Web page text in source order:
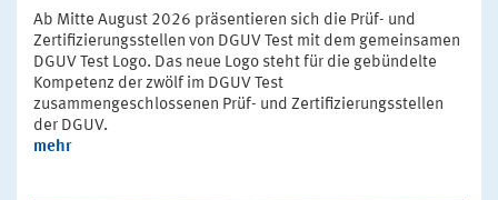
Ab Mitte August 2026 präsentieren sich die Prüf- und
Zertifizierungsstellen von DGUV Test mit dem gemeinsamen
DGUV Test Logo. Das neue Logo steht für die gebündelte
Kompetenz der zwölf im DGUV Test
zusammengeschlossenen Prüf- und Zertifizierungsstellen
der DGUV.
mehr